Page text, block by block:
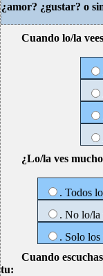
¿amor? ¿gustar? o
Cuando lo/la
¿Lo/la ves
. Todos
. No lo/la
. Solo los
Cuando
tu: